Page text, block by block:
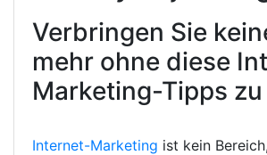
Verbringen Sie
mehr ohne diese
Marketing-Tipps zu
Internet-Marketing ist kein